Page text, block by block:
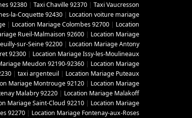
92380 | Taxi Chaville 92370 | Taxi Vaucresson
la-Coquette 92430 | Location voiture mariage
| Location Mariage Colombes 92700 | Location
Rueil-Malmaison 92600 | Location Mariage
sur-Seine 92200 | Location Mariage Antony
92300 | Location Mariage Issy-les-Moulineaux
Meudon 92190-92360 | Location Mariage
| taxi argenteuil | Location Mariage Puteaux
Mariage Montrouge 92120 | Location Mariage
Malabry 92220 | Location Mariage Malakoff
Mariage Saint-Cloud 92210 | Location Mariage
92270 | Location Mariage Fontenay-aux-Roses